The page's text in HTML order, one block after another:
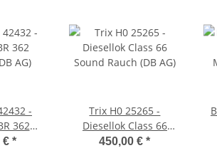
-
362
AG)
€ *
Trix H0 25265 -
Diesellok Class 66
Sound Rauch (DB AG)
450,00 €*